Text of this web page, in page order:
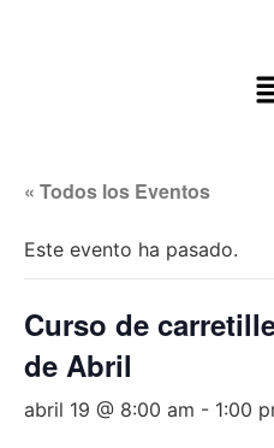
« Todos los Eventos
Este evento ha pasado.
Curso de
de Abril
abril 19 @ 8:00 am - 1:00